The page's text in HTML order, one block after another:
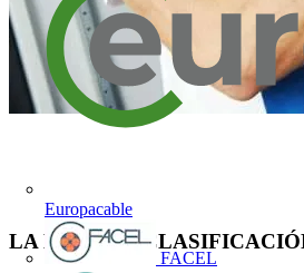
Europacable
FACEL
LA MÁXIMA